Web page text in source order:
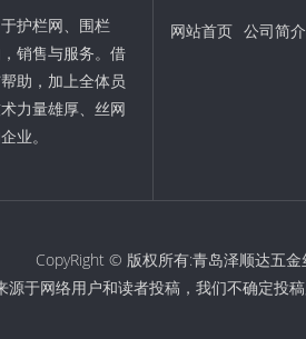
护栏网、围栏
销售与服务。借
助，加上全体员
力量雄厚、丝网
业。
网站首页 公司简介
CopyRight © 版权所有:青岛泽顺达五金
于网络用户和读者投稿，我们不确定投